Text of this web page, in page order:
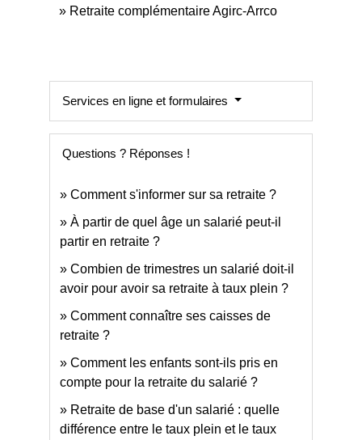
Retraite complémentaire Agirc-Arrco
Services en ligne et formulaires
Questions ? Réponses !
Comment s'informer sur sa retraite ?
À partir de quel âge un salarié peut-il
partir en retraite ?
Combien de trimestres un salarié doit-il
avoir pour avoir sa retraite à taux plein ?
Comment connaître ses caisses de
retraite ?
Comment les enfants sont-ils pris en
compte pour la retraite du salarié ?
Retraite de base d'un salarié : quelle
différence entre le taux plein et le taux